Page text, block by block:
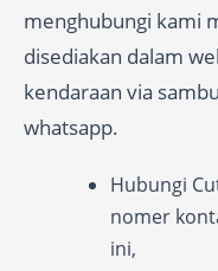
menghubungi kami
disediakan dalam
kendaraan via
whatsapp.
Hubungi
nomer
ini,